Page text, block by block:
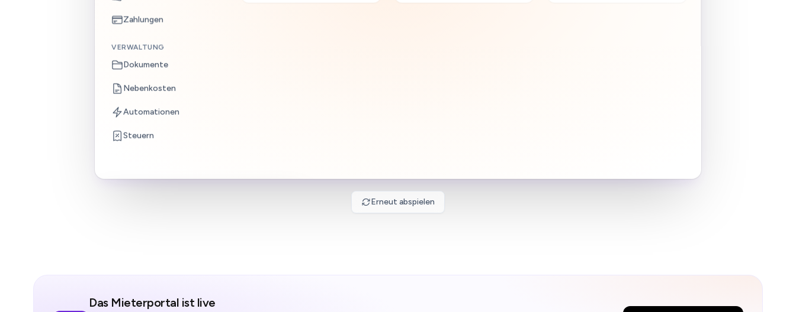
Zahlungen
VERWALTUNG
Dokumente
Nebenkosten
Automationen
Steuern
1 Einheiten
Erneut abspielen
Das Mieterportal ist live